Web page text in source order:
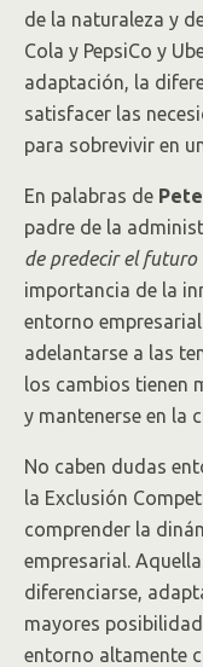
de la naturaleza y
Cola y PepsiCo y
adaptación, la
satisfacer las
para sobrevivir en
En palabras de
padre de la
de predecir el futuro
importancia de la
entorno
adelantarse a las
los cambios tienen
y mantenerse en la
No caben dudas
la Exclusión
comprender la
empresarial.
diferenciarse,
mayores
entorno altamente